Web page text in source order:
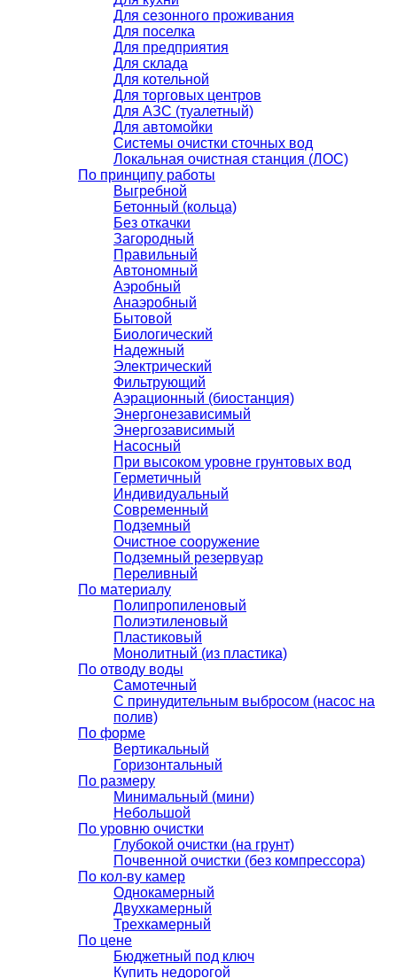
Для сезонного проживания
Для поселка
Для предприятия
Для склада
Для котельной
Для торговых центров
Для АЗС (туалетный)
Для автомойки
Системы очистки сточных вод
Локальная очистная станция (ЛОС)
По принципу работы
Выгребной
Бетонный (кольца)
Без откачки
Загородный
Правильный
Автономный
Аэробный
Анаэробный
Бытовой
Биологический
Надежный
Электрический
Фильтрующий
Аэрационный (биостанция)
Энергонезависимый
Энергозависимый
Насосный
При высоком уровне грунтовых вод
Герметичный
Индивидуальный
Современный
Подземный
Очистное сооружение
Подземный резервуар
Переливный
По материалу
Полипропиленовый
Полиэтиленовый
Пластиковый
Монолитный (из пластика)
По отводу воды
Самотечный
С принудительным выбросом (насос на
полив)
По форме
Вертикальный
Горизонтальный
По размеру
Минимальный (мини)
Небольшой
По уровню очистки
Глубокой очистки (на грунт)
Почвенной очистки (без компрессора)
По кол-ву камер
Однокамерный
Двухкамерный
Трехкамерный
По цене
Бюджетный под ключ
Купить недорогой